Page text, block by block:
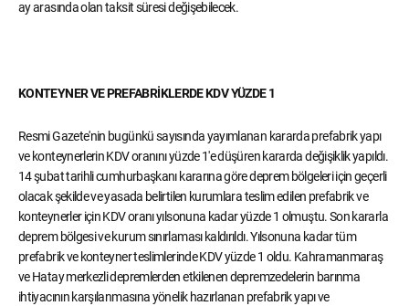
ay arasında olan taksit süresi değişebilecek.
KONTEYNER VE PREFABRİKLERDE KDV YÜZDE 1
Resmi Gazete'nin bugünkü sayısında yayımlanan kararda prefabrik yapı
ve konteynerlerin KDV oranını yüzde 1'e düşüren kararda değişiklik yapıldı.
14 şubat tarihli cumhurbaşkanı kararına göre deprem bölgeleri için geçerli
olacak şekilde ve yasada belirtilen kurumlara teslim edilen prefabrik ve
konteynerler için KDV oranı yılsonuna kadar yüzde 1 olmuştu. Son kararla
deprem bölgesi ve kurum sınırlaması kaldırıldı. Yılsonuna kadar tüm
prefabrik ve konteyner teslimlerinde KDV yüzde 1 oldu. Kahramanmaraş
ve Hatay merkezli depremlerden etkilenen depremzedelerin barınma
ihtiyacının karşılanmasına yönelik hazırlanan prefabrik yapı ve